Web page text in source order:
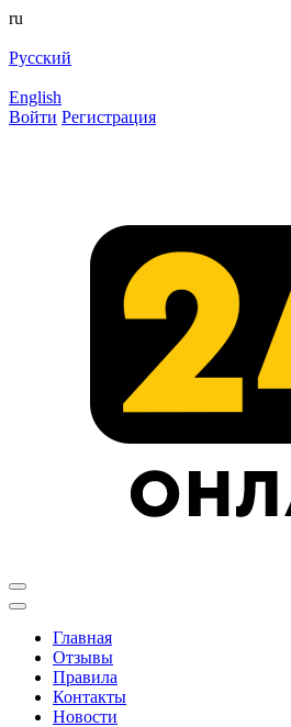
ru
Русский
English
Войти Регистрация
Главная
Отзывы
Правила
Контакты
Новости